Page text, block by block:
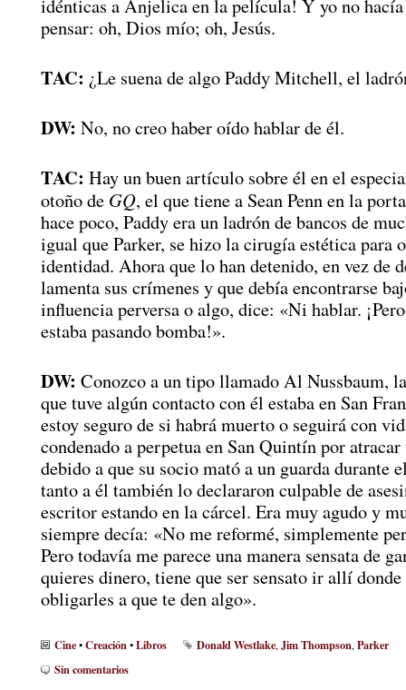
idénticas a Anjelica en la película! Y yo no hacía
pensar: oh, Dios mío; oh, Jesús.
TAC: ¿Le suena de algo Paddy Mitchell, el
DW: No, no creo haber oído hablar de él.
TAC: Hay un buen artículo sobre él en el
otoño de GQ, el que tiene a Sean Penn en la
hace poco, Paddy era un ladrón de bancos de
igual que Parker, se hizo la cirugía estética para
identidad. Ahora que lo han detenido, en vez de
lamenta sus crímenes y que debía encontrarse
influencia perversa o algo, dice: «Ni hablar.
estaba pasando bomba!».
DW: Conozco a un tipo llamado Al Nussbaum,
que tuve algún contacto con él estaba en San
estoy seguro de si habrá muerto o seguirá con
condenado a perpetua en San Quintín por atracar
debido a que su socio mató a un guarda durante
tanto a él también lo declararon culpable de
escritor estando en la cárcel. Era muy agudo y
siempre decía: «No me reformé, simplemente
Pero todavía me parece una manera sensata de
quieres dinero, tiene que ser sensato ir allí
obligarles a que te den algo».
Cine•Creación•Libros Donald Westlake, Jim Thompson, Parker
Sin comentarios